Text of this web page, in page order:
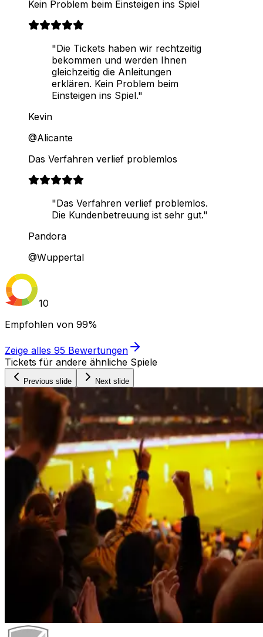
Kein Problem beim Einsteigen ins Spiel
"Die Tickets haben wir rechtzeitig
bekommen und werden Ihnen
gleichzeitig die Anleitungen
erklären. Kein Problem beim
Einsteigen ins Spiel."
Kevin
@Alicante
Das Verfahren verlief problemlos
"Das Verfahren verlief problemlos.
Die Kundenbetreuung ist sehr gut."
Pandora
@Wuppertal
10
Empfohlen von 99%
Zeige alles 95 Bewertungen
Tickets für andere ähnliche Spiele
Previous slide Next slide